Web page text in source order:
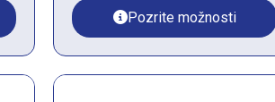
Pozrite možnosti